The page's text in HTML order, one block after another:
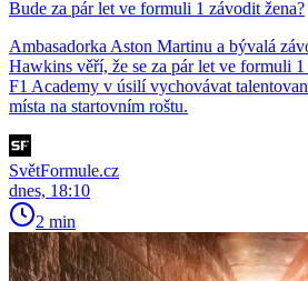
Bude za pár let ve formuli 1 závodit žena?
Ambasadorka Aston Martinu a bývalá
Hawkins věří, že se za pár let ve formuli
F1 Academy v úsilí vychovávat
místa na startovním roštu.
SvětFormule.cz
dnes, 18:10
2 min